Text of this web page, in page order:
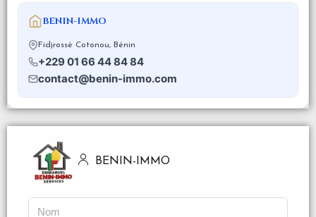
BENIN-IMMO
Fidjrossè Cotonou, Bénin
+229 01 66 44 84 84
contact@benin-immo.com
BENIN-IMMO